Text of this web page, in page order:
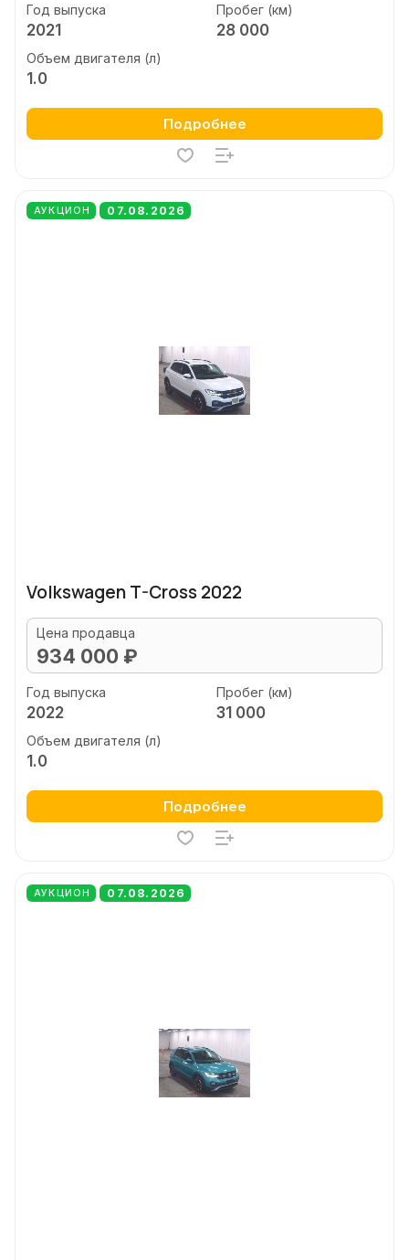
Год выпуска
2021
Пробег (км)
28 000
Объем двигателя (л)
1.0
Подробнее
АУКЦИОН 07.08.2026
Volkswagen T-Cross 2022
Цена продавца
934 000 ₽
Год выпуска
2022
Пробег (км)
31 000
Объем двигателя (л)
1.0
Подробнее
АУКЦИОН 07.08.2026